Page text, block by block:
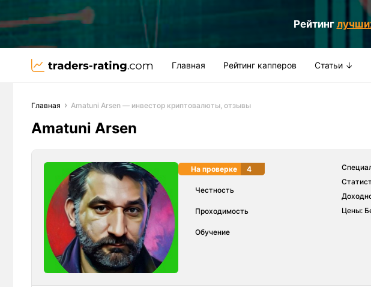
Рейтинг
Главная Рейтинг капперов Статьи ↓
Главная Amatuni Arsen — инвестор криптовалюты, отзывы
Amatuni Arsen
На проверке 4
Честность
Проходимость
Обучение
Цены: